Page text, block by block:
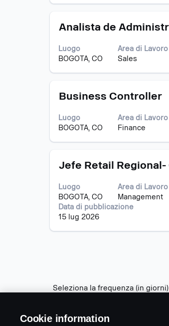
delle
lavoro.
barra
per
i
contenuti
delle
lavoro.
Titolo
Analista de
Luogo
BOGOTA, CO
Area di Lavoro
Sales
Effettuare
selezione
con
barra
per
i
contenuti
delle
lavoro.
Titolo
Business Controller
Luogo
BOGOTA, CO
Area di Lavoro
Finance
Effettuare
selezione
con
barra
per
i
contenuti
integrali
delle
informazioni
lavoro.
Titolo
Jefe Retail Regional-
Luogo
BOGOTA, CO
Area di Lavoro
Management
Data di pubblicazione
15 lug 2026
Effettuare
selezione
con
la
barra
spaziatrice
per
informazioni
Seleziona la frequenza (in
Cookie information